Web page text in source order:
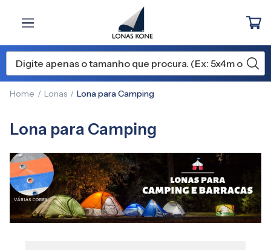
Home Lonas Lona para Camping
Lona para Camping